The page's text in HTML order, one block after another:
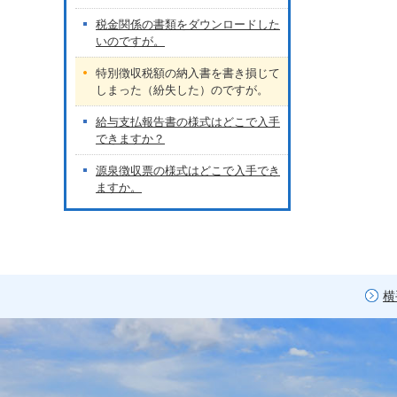
税金関係の書類をダウンロードした
いのですが。
特別徴収税額の納入書を書き損じて
しまった（紛失した）のですが。
給与支払報告書の様式はどこで入手
できますか？
源泉徴収票の様式はどこで入手でき
ますか。